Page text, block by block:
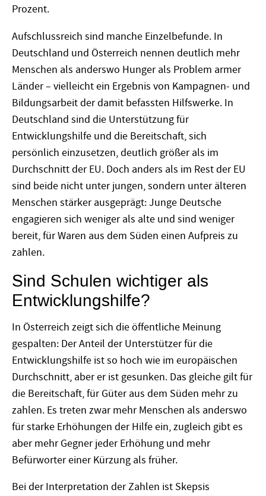
Prozent.
Aufschlussreich sind manche Einzelbefunde. In
Deutschland und Österreich nennen deutlich mehr
Menschen als anderswo Hunger als Problem armer
Länder – vielleicht ein Ergebnis von Kampagnen- und
Bildungsarbeit der damit befassten Hilfswerke. In
Deutschland sind die Unterstützung für
Entwicklungshilfe und die Bereitschaft, sich
persönlich einzusetzen, deutlich größer als im
Durchschnitt der EU. Doch anders als im Rest der EU
sind beide nicht unter jungen, sondern unter älteren
Menschen stärker ausgeprägt: Junge Deutsche
engagieren sich weniger als alte und sind weniger
bereit, für Waren aus dem Süden einen Aufpreis zu
zahlen.
Sind Schulen wichtiger als
Entwicklungshilfe?
In Österreich zeigt sich die öffentliche Meinung
gespalten: Der Anteil der Unterstützer für die
Entwicklungshilfe ist so hoch wie im europäischen
Durchschnitt, aber er ist gesunken. Das gleiche gilt für
die Bereitschaft, für Güter aus dem Süden mehr zu
zahlen. Es treten zwar mehr Menschen als anderswo
für starke Erhöhungen der Hilfe ein, zugleich gibt es
aber mehr Gegner jeder Erhöhung und mehr
Befürworter einer Kürzung als früher.
Bei der Interpretation der Zahlen ist Skepsis